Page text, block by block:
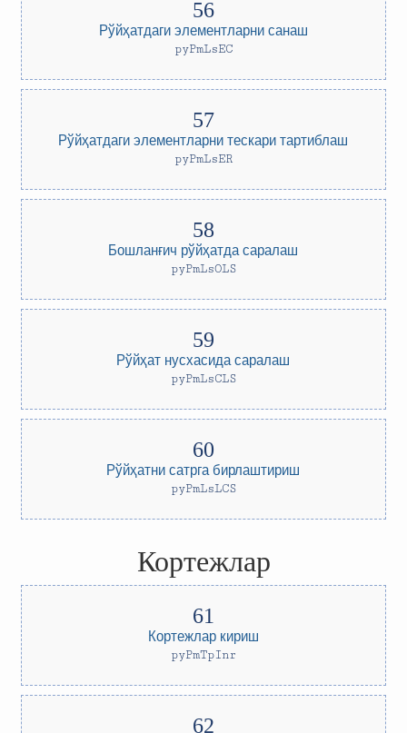
Рўйҳатдаги элементларни санаш
pyPmLsEC
Рўйҳатдаги элементларни тескари тартиблаш
pyPmLsER
Бошланғич рўйҳатда саралаш
pyPmLsOLS
Рўйҳат нусхасида саралаш
pyPmLsCLS
Рўйҳатни сатрга бирлаштириш
pyPmLsLCS
Кортежлар
Кортежлар кириш
pyPmTpInr